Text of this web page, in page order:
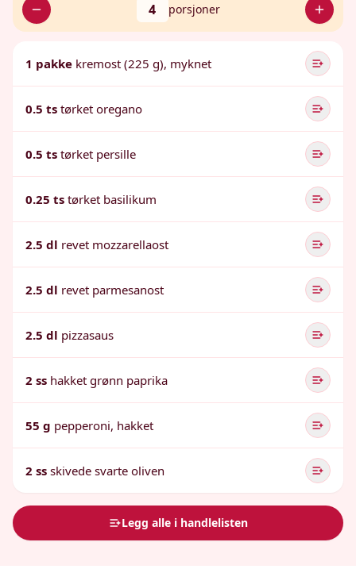
4 porsjoner
1 pakke kremost (225 g), myknet
0.5 ts tørket oregano
0.5 ts tørket persille
0.25 ts tørket basilikum
2.5 dl revet mozzarellaost
2.5 dl revet parmesanost
2.5 dl pizzasaus
2 ss hakket grønn paprika
55 g pepperoni, hakket
2 ss skivede svarte oliven
Legg alle i handlelisten